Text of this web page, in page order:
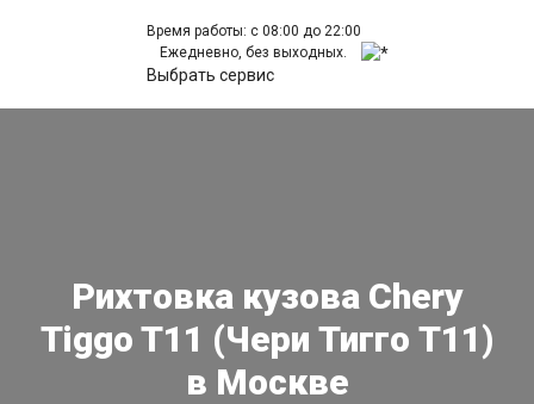
Время работы: с 08:00 до 22:00
Ежедневно, без выходных.
Выбрать сервис
Рихтовка кузова Chery
Tiggo T11 (Чери Тигго Т11)
в Москве